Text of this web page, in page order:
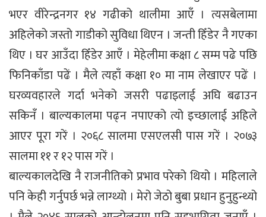
भएर वीरेन्द्रनगर १४ गढीको थालीमा आएँ । त्यसबेलामा
अहिलेको जस्तो गाडीको सुविधा थिएन । जन्ती हिँडेर नै गएका
थिए । घर आउँदा हिँडेर आएँ । मेहेलीमा कक्षा ८ सम्म पढे पछि
फिनिकाँडा पढें । मैले त्यहाँ कक्षा १० मा नाम लेखाएर पढें ।
घरव्यवहारले गर्दा भनेको जसरी पढाइलाई अघि बढाउन
सकिनँ । बाल्यकालमा पढ्न नपाएको त्यो इच्छालाई अहिले
आएर पूरा गरें । २०६८ सालमा एसएलसी पास गरें । २०७३
सालमा ११ र १२ पास गरें ।
बाल्यकालदेखि नै राजनीतिको प्रभाव परेको थियो । महिलाले
पनि केही गर्नुपर्छ भन्ने लाग्थ्यो । मेरो जेठो बुबा प्रधान हुनुहुन्थ्यो